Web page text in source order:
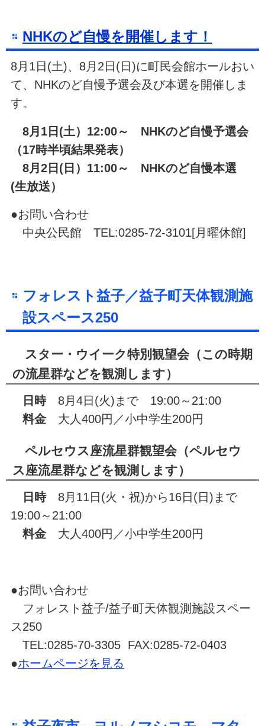
NHKのど自慢を開催します！
8月1日(土)、8月2日(日)に町民会館ホールおい
て、NHKのど自慢予選会及び本選を開催しま
す。
8月1日(土）12:00～ NHKのど自慢予選会
（17時半頃結果発表）
8月2日(日）11:00～ NHKのど自慢本選
(生放送）
●お問い合わせ
中央公民館 TEL:0285-72-3101[月曜休館]
フォレスト益子／益子町天体観測施
設スペース250
スター・ウイーク特別観望会（この時期
の流星群などを観測します）
日時 8月4日(火)まで 19:00～21:00
料金 大人400円／小中学生200円
ペルセウス座流星群観望会（ペルセウ
ス座流星群などを観測します）
日時 8月11日(火・祝)から16日(日)まで
19:00～21:00
料金 大人400円／小中学生200円
●お問い合わせ
フォレスト益子/益子町天体観測施設スペー
ス250
TEL:0285-70-3305 FAX:0285-72-0403
●ホームページを見る